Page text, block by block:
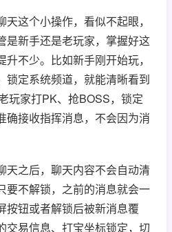
这个小操作，看似不起眼，
是新手还是老玩家，掌握好这
不少。比如新手刚开始玩，
锁定系统频道，就能清晰看到
玩家打PK、抢BOSS，锁定
确接收指挥消息，不会因为消
天之后，聊天内容不会自动清
要不解锁，之前的消息就会一
按钮或者解锁后被新消息覆
交易信息、打宝坐标锁定，切